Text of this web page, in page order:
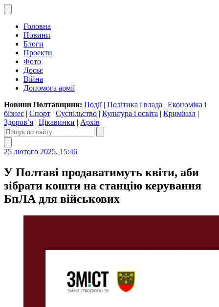
Головна
Новини
Блоги
Проекти
Фото
Досьє
Війна
Допомога армії
Новини Полтавщини: Події| Політика і влада | Економіка і
бізнес | Спорт | Суспільство | Культура і освіта | Кримінал |
Здоров’я | Цікавинки | Архів
25 лютого 2025, 15:46
У Полтаві продаватимуть квіти, аби
зібрати кошти на станцію керування
БпЛА для військових